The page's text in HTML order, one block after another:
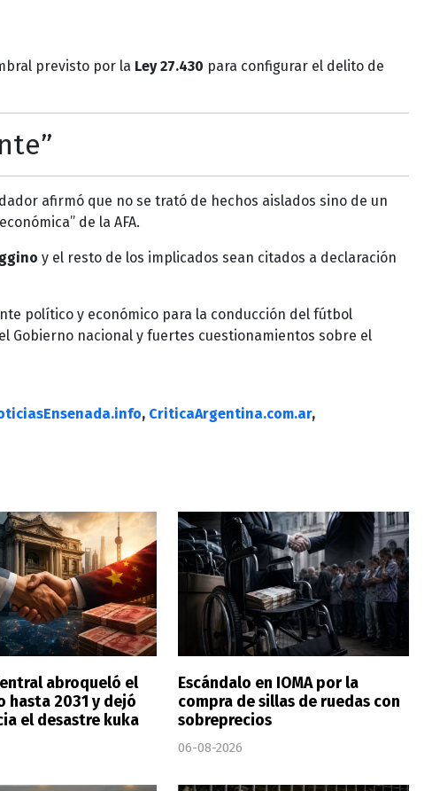
previsto por la Ley 27.430 para configurar el delito de
afirmó que no se trató de hechos aislados sino de un
de la AFA.
y el resto de los implicados sean citados a declaración
político y económico para la conducción del fútbol
Gobierno nacional y fuertes cuestionamientos sobre el
, CriticaArgentina.com.ar,
abroqueló el
hasta 2031 y dejó
el desastre kuka
Escándalo en IOMA por la
compra de sillas de ruedas con
sobreprecios
06-08-2026